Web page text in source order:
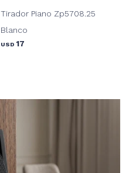
Tirador Piano Zp5708.25
Blanco
USD 17